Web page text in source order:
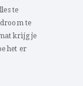
te
te
krijg je
het er